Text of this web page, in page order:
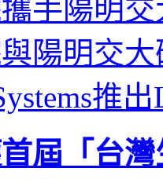
手陽明
陽明交
推
屆「台